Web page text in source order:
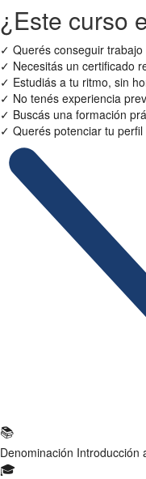
¿Este curso
✓ Querés conseguir
✓ Necesitás un certificado
✓ Estudiás a tu ritmo, sin
✓ No tenés experiencia
✓ Buscás una formación
✓ Querés potenciar tu
📚
Denominación Introducción
🎓